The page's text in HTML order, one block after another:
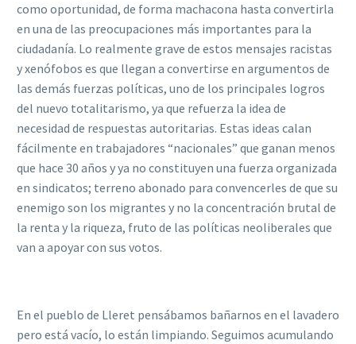
como oportunidad, de forma machacona hasta convertirla
en una de las preocupaciones más importantes para la
ciudadanía. Lo realmente grave de estos mensajes racistas
y xenófobos es que llegan a convertirse en argumentos de
las demás fuerzas políticas, uno de los principales logros
del nuevo totalitarismo, ya que refuerza la idea de
necesidad de respuestas autoritarias. Estas ideas calan
fácilmente en trabajadores “nacionales” que ganan menos
que hace 30 años y ya no constituyen una fuerza organizada
en sindicatos; terreno abonado para convencerles de que su
enemigo son los migrantes y no la concentración brutal de
la renta y la riqueza, fruto de las políticas neoliberales que
van a apoyar con sus votos.
En el pueblo de Lleret pensábamos bañarnos en el lavadero
pero está vacío, lo están limpiando. Seguimos acumulando